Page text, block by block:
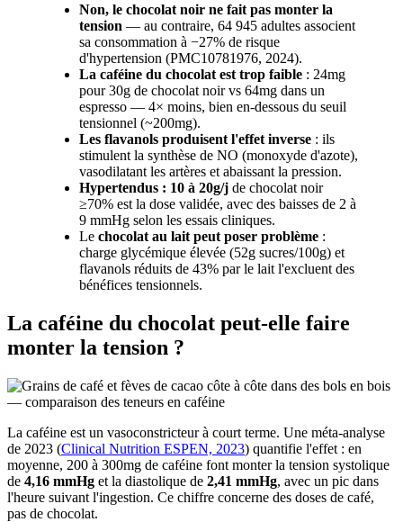
Non, le chocolat noir ne fait pas monter la
tension — au contraire, 64 945 adultes associent
sa consommation à −27% de risque
d'hypertension (PMC10781976, 2024).
La caféine du chocolat est trop faible : 24mg
pour 30g de chocolat noir vs 64mg dans un
espresso — 4× moins, bien en-dessous du seuil
tensionnel (~200mg).
Les flavanols produisent l'effet inverse : ils
stimulent la synthèse de NO (monoxyde d'azote),
vasodilatant les artères et abaissant la pression.
Hypertendus : 10 à 20g/j de chocolat noir
≥70% est la dose validée, avec des baisses de 2 à
9 mmHg selon les essais cliniques.
Le chocolat au lait peut poser problème :
charge glycémique élevée (52g sucres/100g) et
flavanols réduits de 43% par le lait l'excluent des
bénéfices tensionnels.
La caféine du chocolat peut-elle faire
monter la tension ?
La caféine est un vasoconstricteur à court terme. Une méta-analyse
de 2023 (Clinical Nutrition ESPEN, 2023) quantifie l'effet : en
moyenne, 200 à 300mg de caféine font monter la tension systolique
de 4,16 mmHg et la diastolique de 2,41 mmHg, avec un pic dans
l'heure suivant l'ingestion. Ce chiffre concerne des doses de café,
pas de chocolat.